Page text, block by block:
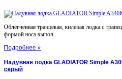
Облегченная транцевая, килевая лодка с
формой носа выпол...
Подробнее »
Надувная лодка GLADIATOR Simple
серый